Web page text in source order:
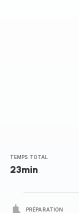
TEMPS TOTAL
23min
PRÉPARATION